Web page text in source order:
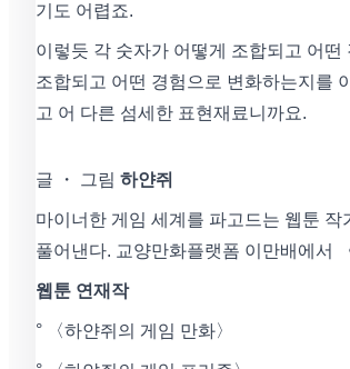
기도 어렵죠.
이렇듯 각 숫자가 어떻게 조합되고 어
조합되고 어떤 경험으로 변화하는지를
고 어 다른 섬세한 표현재료니까요.
글 ・ 그림 하얀쥐
마이너한 게임 세계를 파고드는 웹툰
풀어낸다. 교양만화플랫폼 이만배에서
웹툰 연재작
° 〈하얀쥐의 게임 만화〉